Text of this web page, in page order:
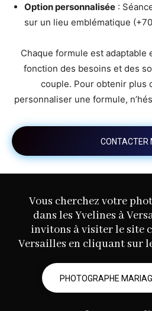
Option personnalisée :
sur un lieu emblématique
Chaque formule est adaptable
fonction des besoins et des
couple. Pour obtenir plus
personnaliser une formule,
CONTACTER
Vous cherchez votre
dans les Yvelines à
invitons à visiter le site
Versailles en cliquant sur
PHOTOGRAPHE